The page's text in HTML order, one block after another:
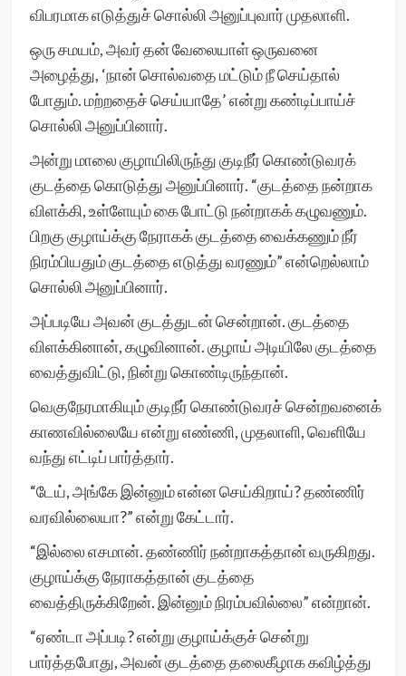
விபரமாக எடுத்துச் சொல்லி அனுப்புவார் முதலாளி.
ஒரு சமயம், அவர் தன் வேலையாள் ஒருவனை
அழைத்து, ‘நான் சொல்வதை மட்டும் நீ செய்தால்
போதும். மற்றதைச் செய்யாதே’ என்று கண்டிப்பாய்ச்
சொல்லி அனுப்பினார்.
அன்று மாலை குழாயிலிருந்து குடிநீர் கொண்டுவரக்
குடத்தை கொடுத்து அனுப்பினார். “குடத்தை நன்றாக
விளக்கி, உள்ளேயும் கை போட்டு நன்றாகக் கழுவணும்.
பிறகு குழாய்க்கு நேராகக் குடத்தை வைக்கணும் நீர்
நிரம்பியதும் குடத்தை எடுத்து வரணும்” என்றெல்லாம்
சொல்லி அனுப்பினார்.
அப்படியே அவன் குடத்துடன் சென்றான். குடத்தை
விளக்கினான், கழுவினான். குழாய் அடியிலே குடத்தை
வைத்துவிட்டு, நின்று கொண்டிருந்தான்.
வெகுநேரமாகியும் குடிநீர் கொண்டுவரச் சென்றவனைக்
காணவில்லையே என்று எண்ணி, முதலாளி, வெளியே
வந்து எட்டிப் பார்த்தார்.
“டேய், அங்கே இன்னும் என்ன செய்கிறாய்? தண்ணிர்
வரவில்லையா?” என்று கேட்டார்.
“இல்லை எசமான். தண்ணிர் நன்றாகத்தான் வருகிறது.
குழாய்க்கு நேராகத்தான் குடத்தை
வைத்திருக்கிறேன். இன்னும் நிரம்பவில்லை” என்றான்.
“ஏண்டா அப்படி? என்று குழாய்க்குச் சென்று
பார்த்தபோது, அவன் குடத்தை தலைகீழாக கவிழ்த்து